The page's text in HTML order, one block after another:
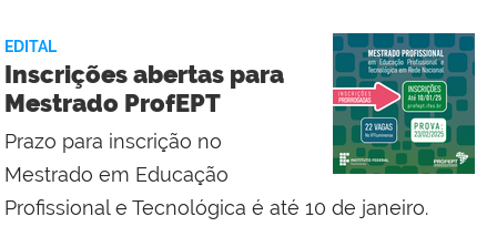
EDITAL
Inscrições abertas para
Mestrado ProfEPT
Prazo para inscrição no
Mestrado em Educação
Profissional e Tecnológica é até 10 de janeiro.